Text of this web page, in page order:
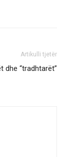
Artikulli tjetër
dhe “tradhtarët”